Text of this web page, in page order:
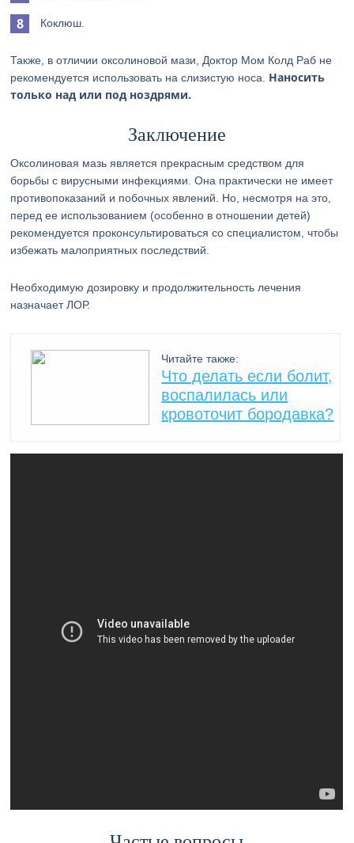
Коклюш.
Также, в отличии оксолиновой мази, Доктор Мом Колд Раб не
рекомендуется использовать на слизистую носа. Наносить
только над или под ноздрями.
Заключение
Оксолиновая мазь является прекрасным средством для
борьбы с вирусными инфекциями. Она практически не имеет
противопоказаний и побочных явлений. Но, несмотря на это,
перед ее использованием (особенно в отношении детей)
рекомендуется проконсультироваться со специалистом, чтобы
избежать малоприятных последствий.
Необходимую дозировку и продолжительность лечения
назначает ЛОР.
Читайте также:
Что делать если болит,
воспалилась или
кровоточит бородавка?